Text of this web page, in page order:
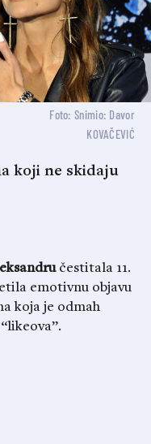
Foto: Snimio: Davor
KOVAČEVIĆ
koji ne skidaju
čestitala 11.
emotivnu objavu
koja je odmah